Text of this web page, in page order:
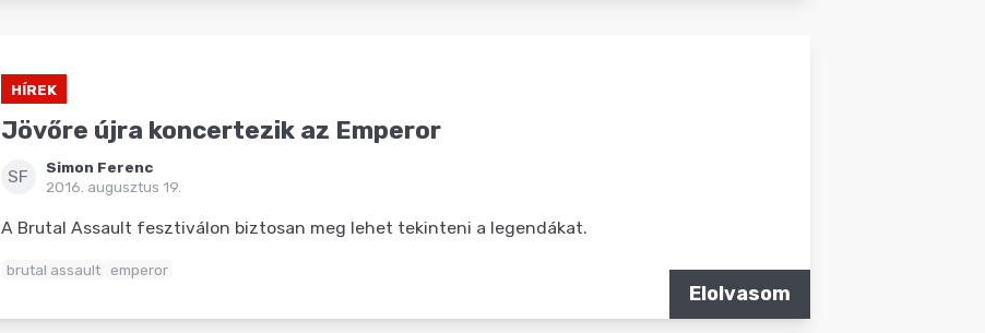
HÍREK
Jövőre újra koncertezik az Emperor
SF
Simon Ferenc
2016. augusztus 19.
A Brutal Assault fesztiválon biztosan meg lehet tekinteni a legendákat.
brutal assault emperor
Elolvasom